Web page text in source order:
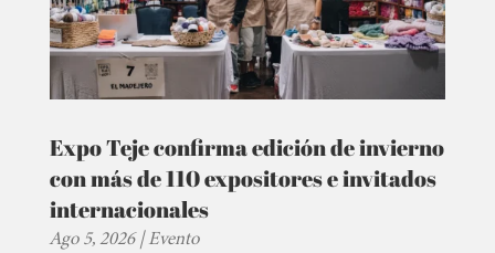
Expo Teje confirma edición de invierno
con más de 110 expositores e invitados
internacionales
Ago 5, 2026|Evento